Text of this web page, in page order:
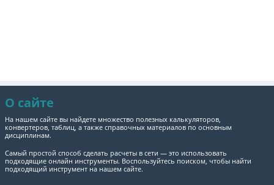
О сайте
На нашем сайте вы найдете множество полезных калькуляторов,
конвертеров, таблиц, а также справочных материалов по основным
дисциплинам.
Самый простой способ сделать расчеты в сети — это использовать
подходящие онлайн инструменты. Воспользуйтесь поиском, чтобы найти
подходящий инструмент на нашем сайте.